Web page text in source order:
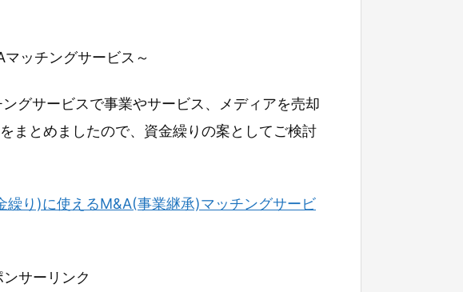
マッチングサービス～
グサービスで事業やサービス、メディアを売却
まとめましたので、資金繰りの案としてご検討
り)に使えるM&A(事業継承)マッチングサービ
ンサーリンク